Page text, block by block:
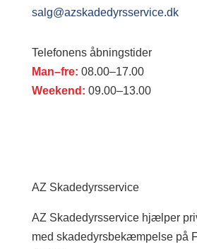
salg@azskadedyrsservice.dk
Telefonens åbningstider
Man–fre: 08.00–17.00
Weekend: 09.00–13.00
AZ Skadedyrsservice
AZ Skadedyrsservice hjælper
med skadedyrsbekæmpelse på